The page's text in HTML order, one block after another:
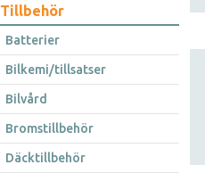
Tillbehör
Batterier
Bilkemi/tillsatser
Bilvård
Bromstillbehör
Däcktillbehör